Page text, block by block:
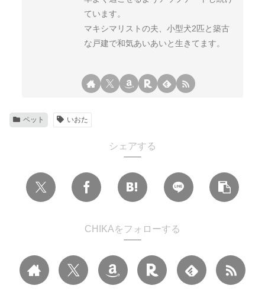
ています。
マキシマリストの夫、小型犬2匹と築古
な戸建で和気あいあいと生きてます。
ペット いおた
シェアする
CHIKAをフォローする